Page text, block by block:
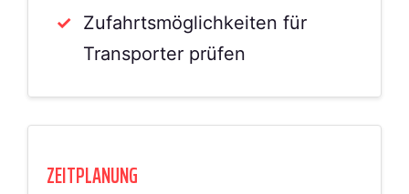
Zufahrtsmöglichkeiten für
Transporter prüfen
ZEITPLANUNG